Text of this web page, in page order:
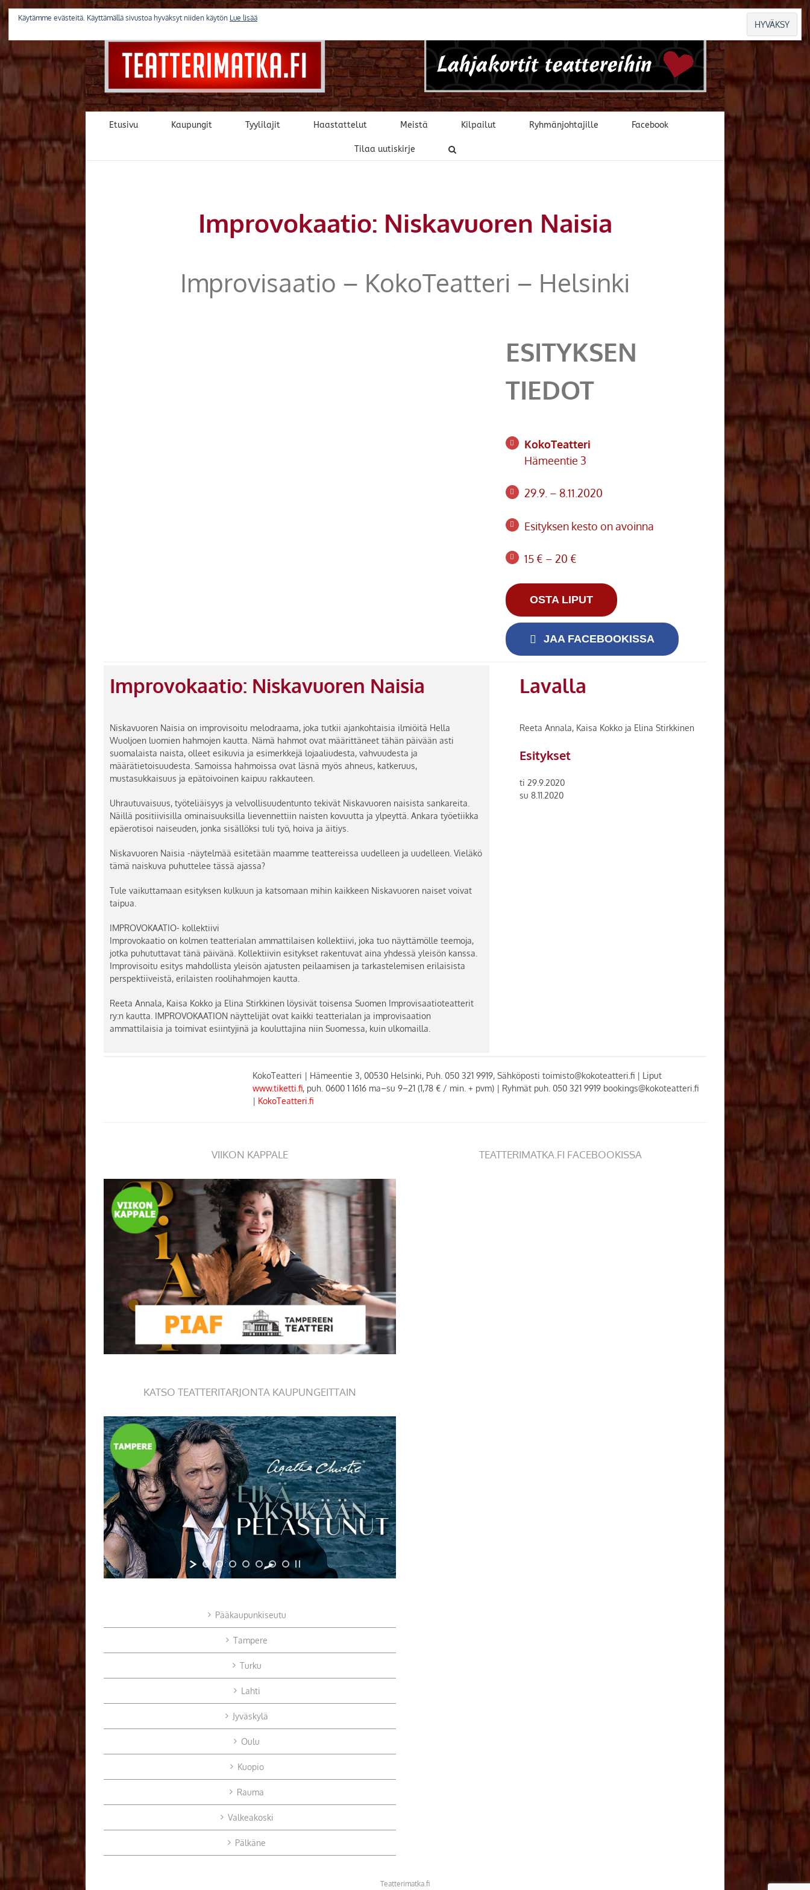
to
Etusivu Kaupungit Tyylilajit Haastattelut Meistä Kilpailut Ryhmänjohtajille Facebook
Tilaa uutiskirje
Improvokaatio: Niskavuoren Naisia
Improvisaatio – KokoTeatteri – Helsinki
ESITYKSEN
TIEDOT
KokoTeatteri
Hämeentie 3
29.9. – 8.11.2020
Esityksen kesto on avoinna
15 € – 20 €
OSTA LIPUT
JAA FACEBOOKISSA
Improvokaatio: Niskavuoren Naisia
Niskavuoren Naisia on improvisoitu melodraama, joka tutkii ajankohtaisia ilmiöitä Hella
Wuoljoen luomien hahmojen kautta. Nämä hahmot ovat määrittäneet tähän päivään asti
suomalaista naista, olleet esikuvia ja esimerkkejä lojaaliudesta, vahvuudesta ja
määrätietoisuudesta. Samoissa hahmoissa ovat läsnä myös ahneus, katkeruus,
mustasukkaisuus ja epätoivoinen kaipuu rakkauteen.
Uhrautuvaisuus, työteliäisyys ja velvollisuudentunto tekivät Niskavuoren naisista sankareita.
Näillä positiivisilla ominaisuuksilla lievennettiin naisten kovuutta ja ylpeyttä. Ankara työetiikka
epäerotisoi naiseuden, jonka sisällöksi tuli työ, hoiva ja äitiys.
Niskavuoren Naisia -näytelmää esitetään maamme teattereissa uudelleen ja uudelleen. Vieläkö
tämä naiskuva puhuttelee tässä ajassa?
Tule vaikuttamaan esityksen kulkuun ja katsomaan mihin kaikkeen Niskavuoren naiset voivat
taipua.
IMPROVOKAATIO- kollektiivi
Improvokaatio on kolmen teatterialan ammattilaisen kollektiivi, joka tuo näyttämölle teemoja,
jotka puhututtavat tänä päivänä. Kollektiivin esitykset rakentuvat aina yhdessä yleisön kanssa.
Improvisoitu esitys mahdollista yleisön ajatusten peilaamisen ja tarkastelemisen erilaisista
perspektiiveistä, erilaisten roolihahmojen kautta.
Reeta Annala, Kaisa Kokko ja Elina Stirkkinen löysivät toisensa Suomen Improvisaatioteatterit
ry:n kautta. IMPROVOKAATION näyttelijät ovat kaikki teatterialan ja improvisaation
ammattilaisia ja toimivat esiintyjinä ja kouluttajina niin Suomessa, kuin ulkomailla.
Lavalla
Reeta Annala, Kaisa Kokko ja Elina Stirkkinen
Esitykset
ti 29.9.2020
su 8.11.2020
KokoTeatteri | Hämeentie 3, 00530 Helsinki, Puh. 050 321 9919, Sähköposti toimisto@kokoteatteri.fi | Liput
www.tiketti.fi, puh. 0600 1 1616 ma–su 9–21 (1,78 € / min. + pvm) | Ryhmät puh. 050 321 9919 bookings@kokoteatteri.fi
| KokoTeatteri.fi
VIIKON KAPPALE
KATSO TEATTERITARJONTA KAUPUNGEITTAIN
Pääkaupunkiseutu
Tampere
Turku
Lahti
Jyväskylä
Oulu
Kuopio
Rauma
Valkeakoski
Pälkäne
TEATTERIMATKA.FI FACEBOOKISSA
Teatterimatka.fi
Käytämme evästeitä. Käyttämällä sivustoa hyväksyt niiden käytön Lue lisää